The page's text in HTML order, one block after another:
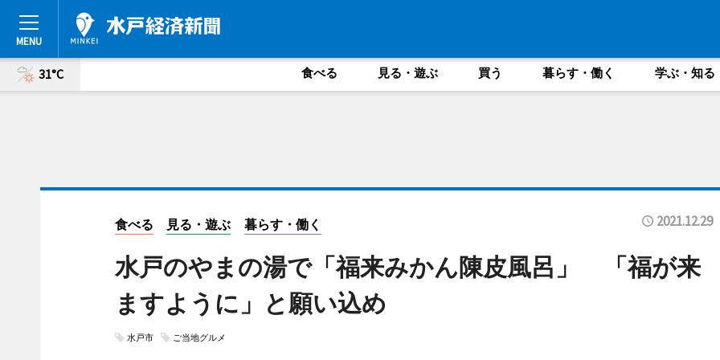
31°C 食べる 見る・遊ぶ 買う 暮らす・働く 学ぶ・知る
食べる 見る・遊ぶ 暮らす・働く 2021.12.29
水戸のやまの湯で「福来みかん陳皮風呂」 「福が来
ますように」と願い込め
水戸市 ご当地グルメ